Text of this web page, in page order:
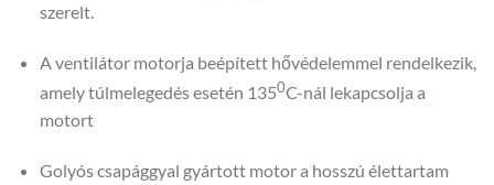
szerelt.
A ventilátor motorja beépített hővédelemmel rendelkezik,
amely túlmelegedés esetén 1350C-nál lekapcsolja a
motort
Golyós csapággyal gyártott motor a hosszú élettartam